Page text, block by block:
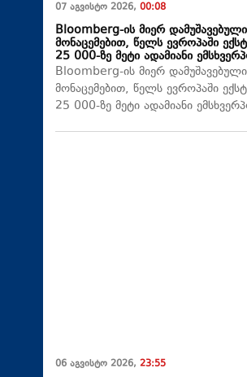
07 აგვისტო 2026, 00:08
Bloomberg-ის მიერ
მონაცემებით, წელს ევროპაში
25 000-ზე მეტი ადამიანი
Bloomberg-ის მიერ
მონაცემებით, წელს ევროპაში
25 000-ზე მეტი ადამიანი
06 აგვისტო 2026, 23:55